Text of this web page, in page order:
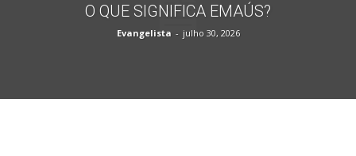
O QUE SIGNIFICA EMAÚS?
Evangelista - julho 30, 2026